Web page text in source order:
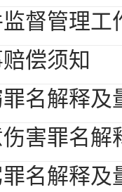
监督管理工
偿须知
罪名解释及
伤害罪名
罪名解释及